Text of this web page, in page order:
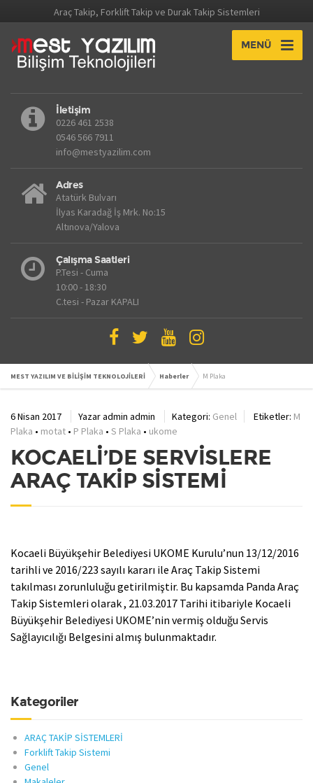
Araç Takip, Forklift Takip ve Durak Takip Sistemleri
MENÜ
İletişim
0226 461 2538
0546 566 7911
info@mestyazilim.com
Adres
Atatürk Bulvarı
İlyas Karadağ İş Mrk. No:15
Altınova/Yalova
Çalışma Saatleri
P.Tesi - Cuma
10:00 - 18:30
C.tesi - Pazar KAPALI
MEST YAZILIM VE BİLİŞİM TEKNOLOJİLERİ Haberler M Plaka
6 Nisan 2017 Yazaradmin admin Kategori: Genel Etiketler: M
Plaka • motat • P Plaka • S Plaka • ukome
KOCAELİ’DE SERVİSLERE
ARAÇ TAKİP SİSTEMİ
Kocaeli Büyükşehir Belediyesi UKOME Kurulu’nun 13/12/2016
tarihli ve 2016/223 sayılı kararı ile Araç Takip Sistemi
takılması zorunluluğu getirilmiştir. Bu kapsamda Panda Araç
Takip Sistemleri olarak , 21.03.2017 Tarihi itibariyle Kocaeli
Büyükşehir Belediyesi UKOME’nin vermiş olduğu Servis
Sağlayıcılığı Belgesini almış bulunmaktadır.
Kategoriler
ARAÇ TAKİP SİSTEMLERİ
Forklift Takip Sistemi
Genel